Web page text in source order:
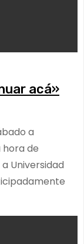
acá»
a
hora de
Universidad